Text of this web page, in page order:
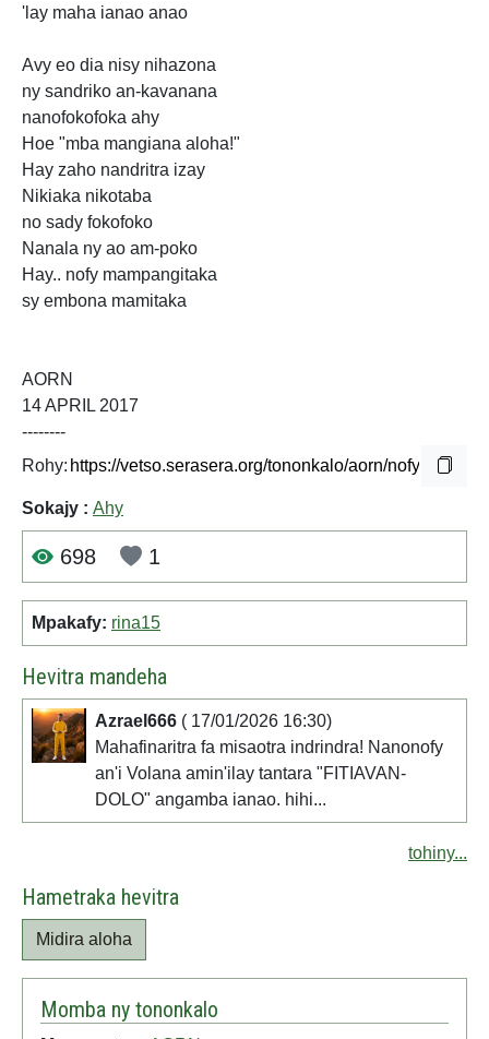
'lay maha ianao anao
Avy eo dia nisy nihazona
ny sandriko an-kavanana
nanofokofoka ahy
Hoe "mba mangiana aloha!"
Hay zaho nandritra izay
Nikiaka nikotaba
no sady fokofoko
Nanala ny ao am-poko
Hay.. nofy mampangitaka
sy embona mamitaka
AORN
14 APRIL 2017
--------
Rohy:
Sokajy : Ahy
698 1
Mpakafy: rina15
Hevitra mandeha
Azrael666 ( 17/01/2026 16:30)
Mahafinaritra fa misaotra indrindra! Nanonofy
an'i Volana amin'ilay tantara "FITIAVAN-
DOLO" angamba ianao. hihi...
tohiny...
Hametraka hevitra
Midira aloha
Momba ny tononkalo